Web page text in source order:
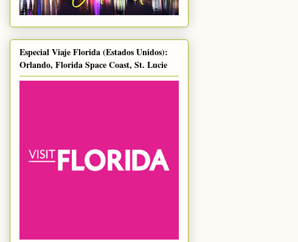
Especial Viaje Florida (Estados Unidos):
Orlando, Florida Space Coast, St. Lucie